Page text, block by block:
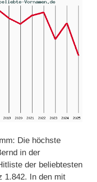
Die höchste
in der
der beliebtesten
1.842. In den mit